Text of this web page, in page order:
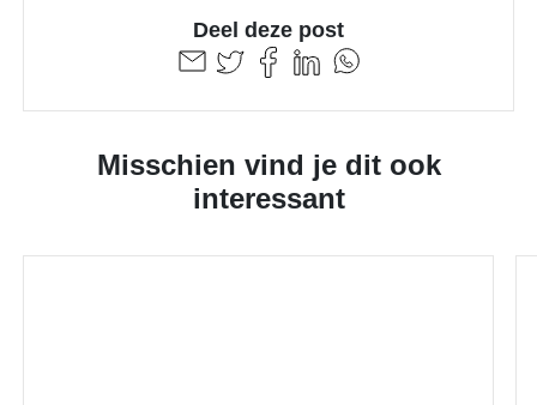
Deel deze post
Misschien vind je dit ook
interessant